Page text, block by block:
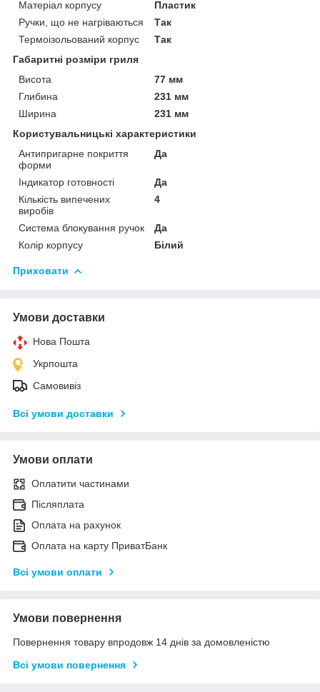
Матеріал корпусу
Пластик
Ручки, що не нагріваються
Так
Термоізольований корпус
Так
Габаритні розміри гриля
Висота
77 мм
Глибина
231 мм
Ширина
231 мм
Користувальницькі характеристики
Антипригарне покриття
форми
Да
Індикатор готовності
Да
Кількість випечених
виробів
4
Система блокування ручок
Да
Колір корпусу
Білий
Приховати
Умови доставки
Нова Пошта
Укрпошта
Самовивіз
Всі умови доставки
Умови оплати
Оплатити частинами
Післяплата
Оплата на рахунок
Оплата на карту ПриватБанк
Всі умови оплати
Умови повернення
Повернення товару впродовж 14 днів за домовленістю
Всі умови повернення